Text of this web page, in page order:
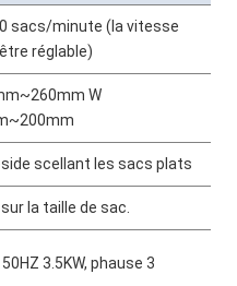
sacs/minute (la vitesse
réglable)
W
scellant les sacs plats
la taille de sac.
3.5KW, phause 3